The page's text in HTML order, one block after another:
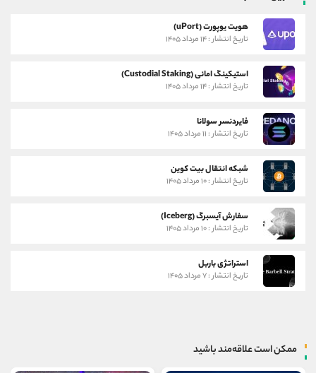
هویت یوپورت (uPort)
تاریخ انتشار : ۱۴ مرداد ۱۴۰۵
استیکینگ امانی (Custodial Staking)
تاریخ انتشار : ۱۴ مرداد ۱۴۰۵
فایردنسر سولانا
تاریخ انتشار : ۱۱ مرداد ۱۴۰۵
شبکه انتقال بیت کوین
تاریخ انتشار : ۱۰ مرداد ۱۴۰۵
سفارش آیسبرگ (Iceberg)
تاریخ انتشار : ۱۰ مرداد ۱۴۰۵
استراتژی باربل
تاریخ انتشار : ۷ مرداد ۱۴۰۵
ممکن است علاقه‌مند باشید